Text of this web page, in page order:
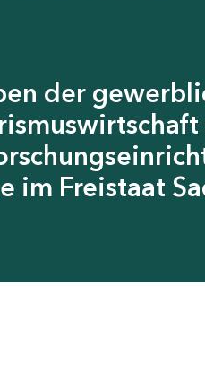
der
Freistaat